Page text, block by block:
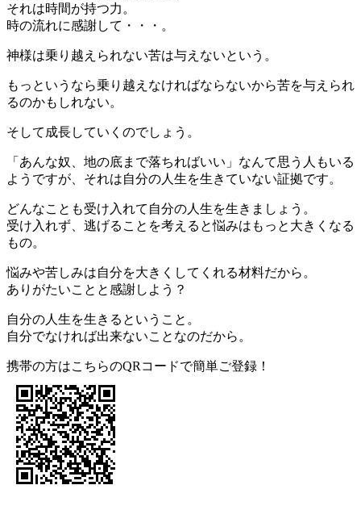
それは時間が持つ力。
時の流れに感謝して・・・。
神様は乗り越えられない苦は与えないという。
もっというなら乗り越えなければならないから苦を与えられ
るのかもしれない。
そして成長していくのでしょう。
「あんな奴、地の底まで落ちればいい」なんて思う人もいる
ようですが、それは自分の人生を生きていない証拠です。
どんなことも受け入れて自分の人生を生きましょう。
受け入れず、逃げることを考えると悩みはもっと大きくなる
もの。
悩みや苦しみは自分を大きくしてくれる材料だから。
ありがたいことと感謝しよう？
自分の人生を生きるということ。
自分でなければ出来ないことなのだから。
携帯の方はこちらのQRコードで簡単ご登録！